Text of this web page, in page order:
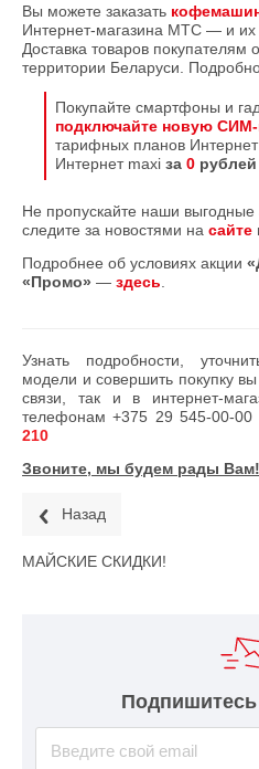
Вы можете заказать
Интернет-магазина МТС — и их
Доставка товаров покупателям
территории Беларуси.
Покупайте смартфоны и
подключайте новую СИМ-
тарифных планов
Интернет maxi за 0 рублей
Не пропускайте наши
следите за новостями на сайте
Подробнее об условиях акции
«Промо» — здесь
Узнать подробности,
модели и совершить покупку
связи, так и в интернет-
телефонам+375 29 545-00-00
210
Звоните, мы будем рады Вам!
Назад
МАЙСКИЕ СКИДКИ!